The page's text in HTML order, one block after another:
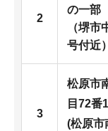
2
の一部
（堺市
号付近）
3
松原市
目72番
(松原市